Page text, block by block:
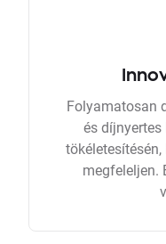
Folyamatosan
és
megfeleljen.